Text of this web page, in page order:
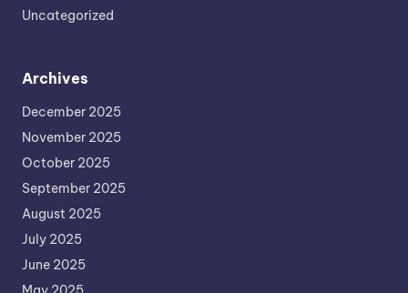
Uncategorized
Archives
December 2025
November 2025
October 2025
September 2025
August 2025
July 2025
June 2025